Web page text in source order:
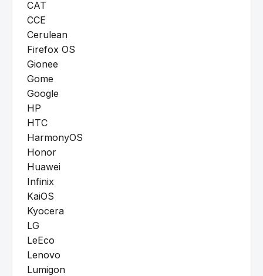
CAT
CCE
Cerulean
Firefox OS
Gionee
Gome
Google
HP
HTC
HarmonyOS
Honor
Huawei
Infinix
KaiOS
Kyocera
LG
LeEco
Lenovo
Lumigon